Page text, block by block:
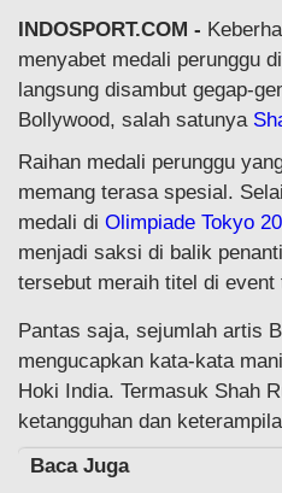
INDOSPORT.COM -
menyabet medali perunggu
langsung disambut gegap-
Bollywood, salah satunya
Raihan medali perunggu
memang terasa spesial.
medali di Olimpiade Tokyo
menjadi saksi di balik
tersebut meraih titel di event
Pantas saja, sejumlah artis
mengucapkan kata-kata
Hoki India. Termasuk Shah
ketangguhan dan
Baca Juga